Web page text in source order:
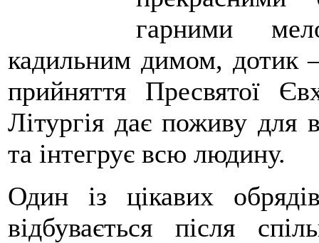
гарними
кадильним димом, дотик
прийняття Пресвятої
Літургія дає поживу для
та інтегрує всю людину.
Один із цікавих
відбувається після